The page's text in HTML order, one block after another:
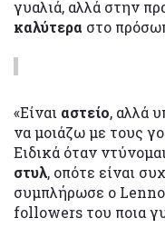
γυαλιά, αλλά στην
καλύτερα στο
«Είναι αστείο, αλλά
να μοιάζω με τους
Ειδικά όταν
στυλ, οπότε είναι
συμπλήρωσε ο
followers του ποια